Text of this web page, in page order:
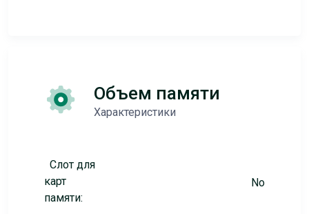
Объем памяти
Характеристики
Слот для
карт
памяти:
No